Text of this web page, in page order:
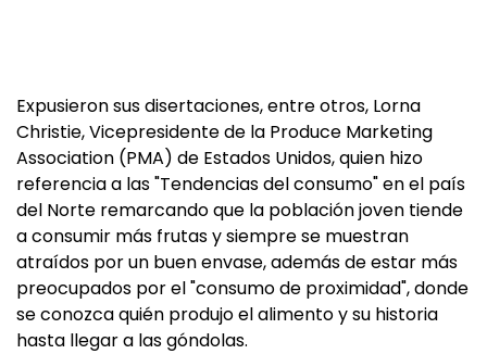
Expusieron sus disertaciones, entre otros, Lorna
Christie, Vicepresidente de la Produce Marketing
Association (PMA) de Estados Unidos, quien hizo
referencia a las "Tendencias del consumo" en el país
del Norte remarcando que la población joven tiende
a consumir más frutas y siempre se muestran
atraídos por un buen envase, además de estar más
preocupados por el "consumo de proximidad", donde
se conozca quién produjo el alimento y su historia
hasta llegar a las góndolas.